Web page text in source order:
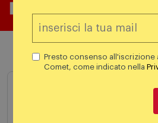
Prodotti
Presto consenso all'iscrizione
Comet, come indicato nella